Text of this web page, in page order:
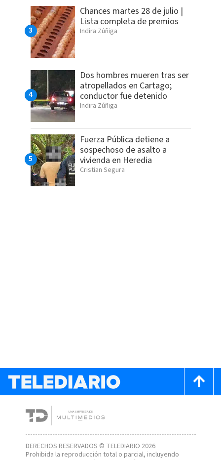
Chances martes 28 de julio |
Lista completa de premios
Indira Zúñiga
Dos hombres mueren tras ser
atropellados en Cartago;
conductor fue detenido
Indira Zúñiga
Fuerza Pública detiene a
sospechoso de asalto a
vivienda en Heredia
Cristian Segura
DERECHOS RESERVADOS © TELEDIARIO 2026
Prohibida la reproducción total o parcial, incluyendo